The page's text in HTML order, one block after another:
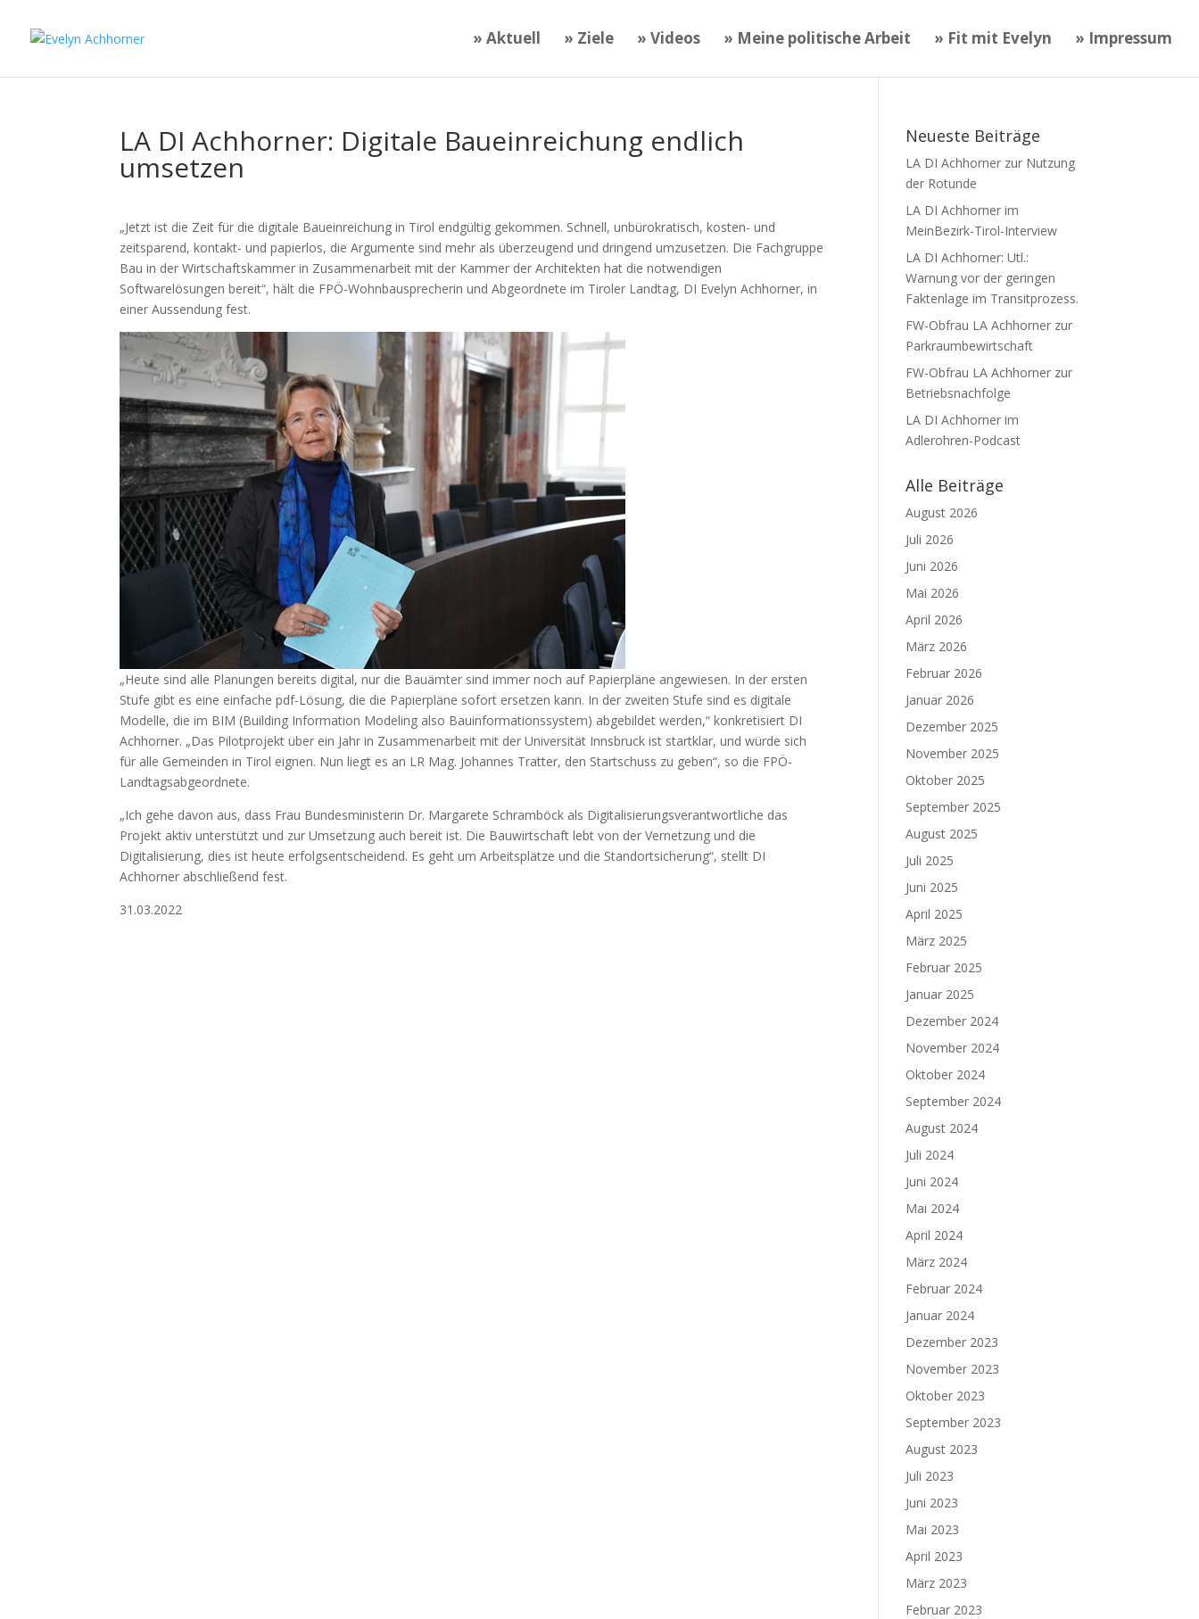
» Aktuell » Ziele » Videos » Meine politische Arbeit » Fit mit Evelyn » Impressum
LA DI Achhorner: Digitale Baueinreichung endlich
umsetzen
„Jetzt ist die Zeit für die digitale Baueinreichung in Tirol endgültig gekommen. Schnell, unbürokratisch, kosten- und
zeitsparend, kontakt- und papierlos, die Argumente sind mehr als überzeugend und dringend umzusetzen. Die Fachgruppe
Bau in der Wirtschaftskammer in Zusammenarbeit mit der Kammer der Architekten hat die notwendigen
Softwarelösungen bereit“, hält die FPÖ-Wohnbausprecherin und Abgeordnete im Tiroler Landtag, DI Evelyn Achhorner, in
einer Aussendung fest.
„Heute sind alle Planungen bereits digital, nur die Bauämter sind immer noch auf Papierpläne angewiesen. In der ersten
Stufe gibt es eine einfache pdf-Lösung, die die Papierpläne sofort ersetzen kann. In der zweiten Stufe sind es digitale
Modelle, die im BIM (Building Information Modeling also Bauinformationssystem) abgebildet werden,“ konkretisiert DI
Achhorner. „Das Pilotprojekt über ein Jahr in Zusammenarbeit mit der Universität Innsbruck ist startklar, und würde sich
für alle Gemeinden in Tirol eignen. Nun liegt es an LR Mag. Johannes Tratter, den Startschuss zu geben“, so die FPÖ-
Landtagsabgeordnete.
„Ich gehe davon aus, dass Frau Bundesministerin Dr. Margarete Schramböck als Digitalisierungsverantwortliche das
Projekt aktiv unterstützt und zur Umsetzung auch bereit ist. Die Bauwirtschaft lebt von der Vernetzung und die
Digitalisierung, dies ist heute erfolgsentscheidend. Es geht um Arbeitsplätze und die Standortsicherung“, stellt DI
Achhorner abschließend fest.
31.03.2022
Neueste Beiträge
LA DI Achhorner zur Nutzung
der Rotunde
LA DI Achhorner im
MeinBezirk-Tirol-Interview
LA DI Achhorner: Utl.:
Warnung vor der geringen
Faktenlage im Transitprozess.
FW-Obfrau LA Achhorner zur
Parkraumbewirtschaft
FW-Obfrau LA Achhorner zur
Betriebsnachfolge
LA DI Achhorner im
Adlerohren-Podcast
Alle Beiträge
August 2026
Juli 2026
Juni 2026
Mai 2026
April 2026
März 2026
Februar 2026
Januar 2026
Dezember 2025
November 2025
Oktober 2025
September 2025
August 2025
Juli 2025
Juni 2025
April 2025
März 2025
Februar 2025
Januar 2025
Dezember 2024
November 2024
Oktober 2024
September 2024
August 2024
Juli 2024
Juni 2024
Mai 2024
April 2024
März 2024
Februar 2024
Januar 2024
Dezember 2023
November 2023
Oktober 2023
September 2023
August 2023
Juli 2023
Juni 2023
Mai 2023
April 2023
März 2023
Februar 2023